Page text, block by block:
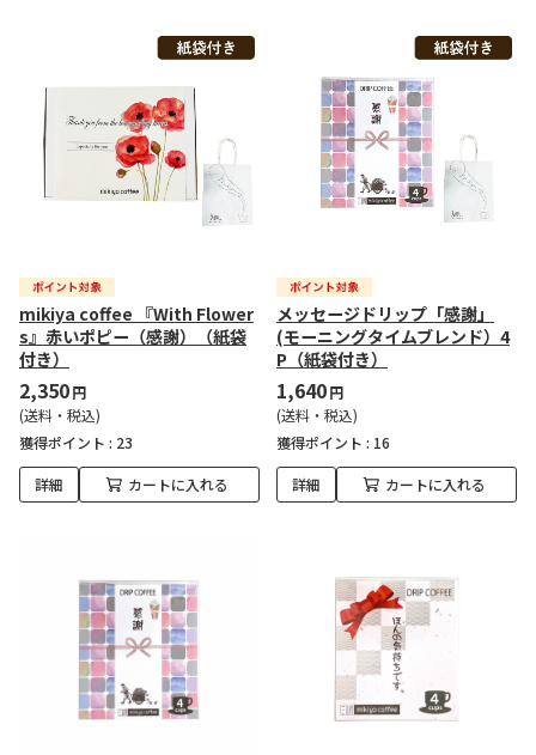
mikiya coffee 『With Flower
s』赤いポピー（感謝）（紙袋
付き）
2,350円
(送料・税込)
獲得ポイント : 23
詳細 カートに入れる
メッセージドリップ「感謝」
(モーニングタイムブレンド）4
P（紙袋付き）
1,640円
(送料・税込)
獲得ポイント : 16
詳細 カートに入れる